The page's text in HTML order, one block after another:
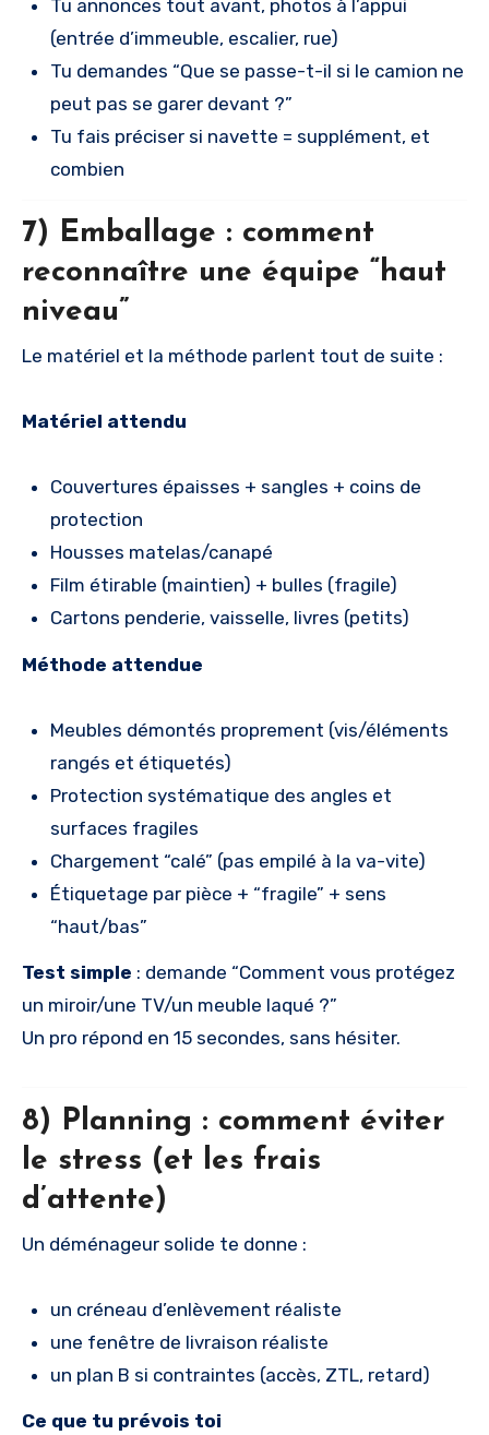
Tu annonces tout avant, photos à l’appui
(entrée d’immeuble, escalier, rue)
Tu demandes “Que se passe-t-il si le camion ne
peut pas se garer devant ?”
Tu fais préciser si navette = supplément, et
combien
7) Emballage : comment
reconnaître une équipe “haut
niveau”
Le matériel et la méthode parlent tout de suite :
Matériel attendu
Couvertures épaisses + sangles + coins de
protection
Housses matelas/canapé
Film étirable (maintien) + bulles (fragile)
Cartons penderie, vaisselle, livres (petits)
Méthode attendue
Meubles démontés proprement (vis/éléments
rangés et étiquetés)
Protection systématique des angles et
surfaces fragiles
Chargement “calé” (pas empilé à la va-vite)
Étiquetage par pièce + “fragile” + sens
“haut/bas”
Test simple : demande “Comment vous protégez
un miroir/une TV/un meuble laqué ?”
Un pro répond en 15 secondes, sans hésiter.
8) Planning : comment éviter
le stress (et les frais
d’attente)
Un déménageur solide te donne :
un créneau d’enlèvement réaliste
une fenêtre de livraison réaliste
un plan B si contraintes (accès, ZTL, retard)
Ce que tu prévois toi